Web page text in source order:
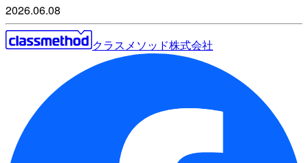
2026.06.08
クラスメソッド株式会社